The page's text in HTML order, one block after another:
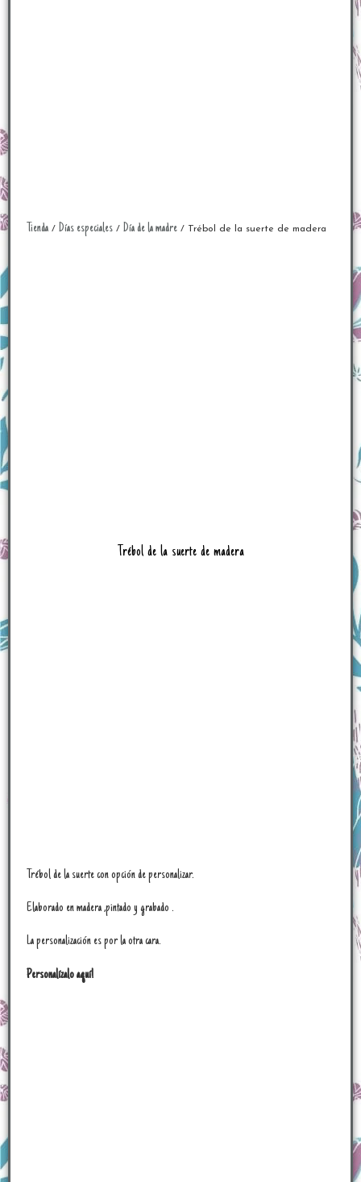
Tienda / Días especiales / Día de la madre / Trébol de la suerte de madera
Trébol de la suerte de madera
Trébol de la suerte con opción de personalizar.
Elaborado en madera ,pintado y grabado .
La personalización es por la otra cara.
Personalízalo aquí!